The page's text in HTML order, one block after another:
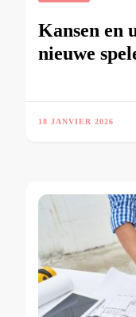
Kansen en
nieuwe
18 JANVIER 2026